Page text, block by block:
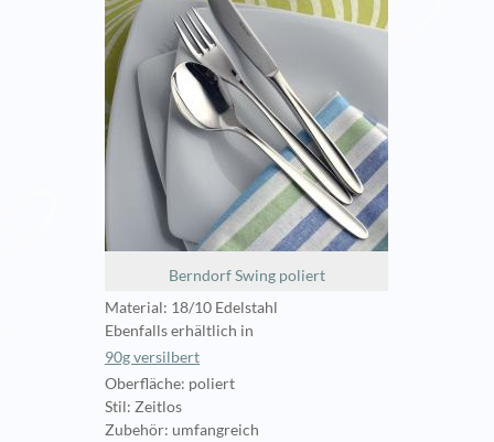
Berndorf Swing poliert
Material: 18/10 Edelstahl
Ebenfalls erhältlich in
90g versilbert
Oberfläche: poliert
Stil: Zeitlos
Zubehör: umfangreich